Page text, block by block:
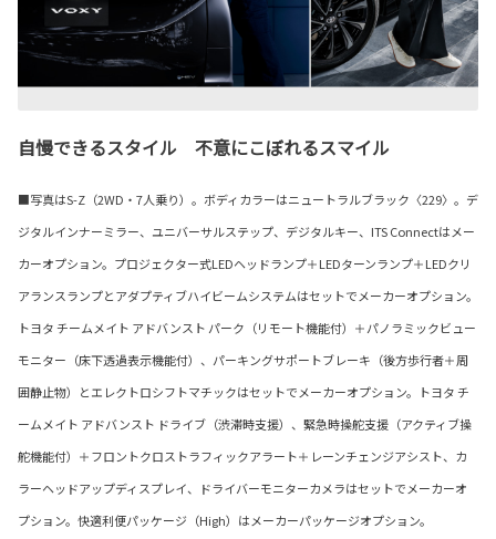
自慢できるスタイル 不意にこぼれるスマイル
■写真はS-Z（2WD・7人乗り）。ボディカラーはニュートラルブラック〈229〉。デ
ジタルインナーミラー、ユニバーサルステップ、デジタルキー、ITS Connectはメー
カーオプション。プロジェクター式LEDヘッドランプ＋LEDターンランプ＋LEDクリ
アランスランプとアダプティブハイビームシステムはセットでメーカーオプション。
トヨタ チームメイト アドバンスト パーク（リモート機能付）＋パノラミックビュー
モニター（床下透過表示機能付）、パーキングサポートブレーキ（後方歩行者＋周
囲静止物）とエレクトロシフトマチックはセットでメーカーオプション。トヨタ チ
ームメイト アドバンスト ドライブ（渋滞時支援）、緊急時操舵支援（アクティブ操
舵機能付）＋フロントクロストラフィックアラート＋レーンチェンジアシスト、カ
ラーヘッドアップディスプレイ、ドライバーモニターカメラはセットでメーカーオ
プション。快適利便パッケージ（High）はメーカーパッケージオプション。